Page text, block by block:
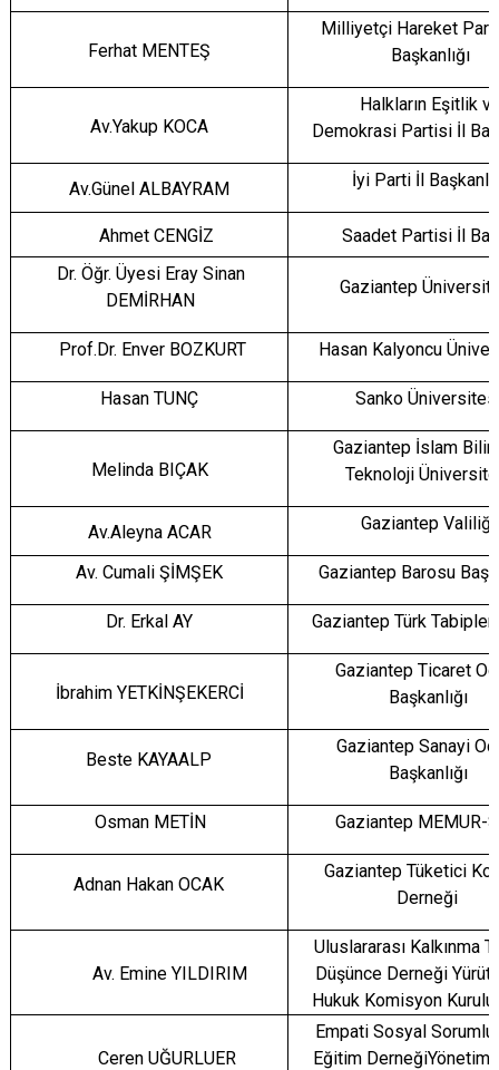
Ferhat MENTEŞ
Milliyetçi Hareket
Başkanlığı
Av.Yakup KOCA
Halkların Eşitlik
Demokrasi Partisi İl
Av.Günel ALBAYRAM İyi Parti İl
Ahmet CENGİZ
Saadet Partisi İl
Dr. Öğr. Üyesi Eray Sinan
DEMİRHAN
Gaziantep
Prof.Dr. Enver BOZKURT Hasan Kalyoncu
Hasan TUNÇ Sanko
Melinda BIÇAK
Gaziantep İslam
Teknoloji
Av.Aleyna ACAR Gaziantep Valiliği
Av. Cumali ŞİMŞEK Gaziantep Barosu
Dr. Erkal AY Gaziantep Türk
İbrahim YETKİNŞEKERCİ
Gaziantep Ticaret
Başkanlığı
Beste KAYAALP
Gaziantep Sanayi
Başkanlığı
Osman METİN Gaziantep MEMUR-
Adnan Hakan OCAK
Gaziantep Tüketici
Derneği
Av. Emine YILDIRIM
Uluslararası Kalkınma
Düşünce Derneği
Hukuk Komisyon
Ceren UĞURLUER
Empati Sosyal
Eğitim DerneğiYönetim